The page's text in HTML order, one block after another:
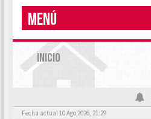
MENÚ
INICIO
Fecha actual 10 Ago 2026, 21:29